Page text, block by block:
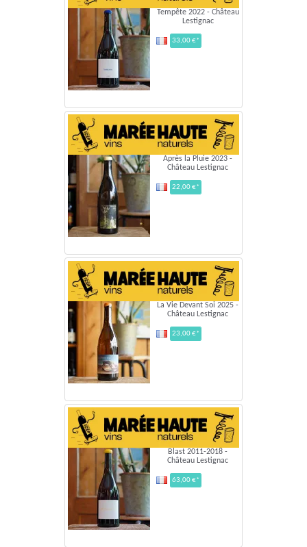
Tempête 2022 - Château
Lestignac
33,00 €*
Après la Pluie 2023 -
Château Lestignac
22,00 €*
La Vie Devant Soi 2025 -
Château Lestignac
23,00 €*
Blast 2011-2018 -
Château Lestignac
63,00 €*